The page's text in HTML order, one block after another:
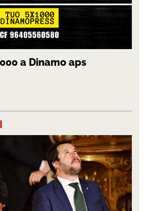
a Dinamo aps